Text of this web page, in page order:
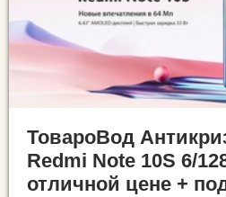
ТовароВод
Redmi Note 10S 6/
отличной цене +